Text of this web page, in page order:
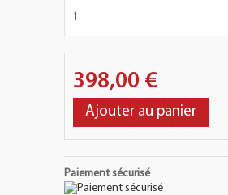
398,00 €
Ajouter au panier
Paiement sécurisé